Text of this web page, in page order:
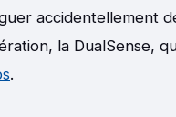
accidentellement
la DualSense,
.